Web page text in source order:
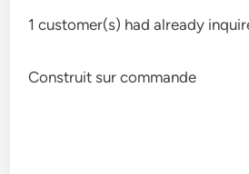
1 customer(s) had already
Construit sur commande